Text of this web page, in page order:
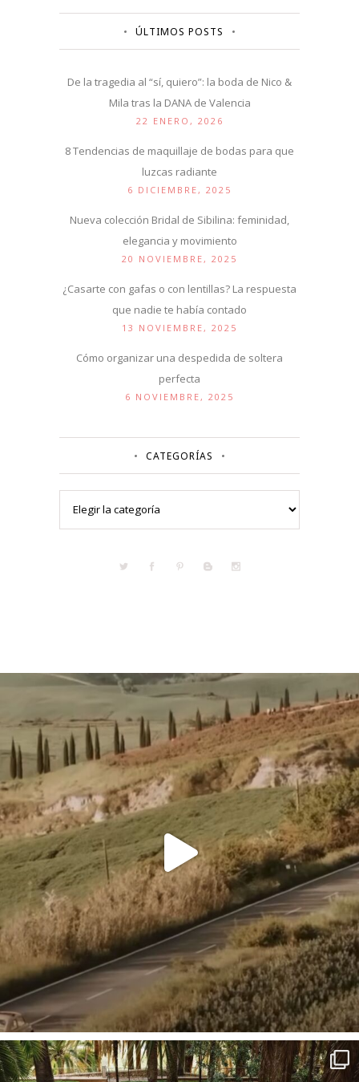
ÚLTIMOS POSTS
De la tragedia al “sí, quiero”: la boda de Nico &
Mila tras la DANA de Valencia
22 ENERO, 2026
8 Tendencias de maquillaje de bodas para que
luzcas radiante
6 DICIEMBRE, 2025
Nueva colección Bridal de Sibilina: feminidad,
elegancia y movimiento
20 NOVIEMBRE, 2025
¿Casarte con gafas o con lentillas? La respuesta
que nadie te había contado
13 NOVIEMBRE, 2025
Cómo organizar una despedida de soltera
perfecta
6 NOVIEMBRE, 2025
CATEGORÍAS